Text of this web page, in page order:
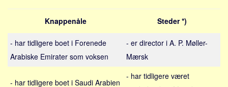
Tyrkiet
Frankrig
Sverige
Knappenåle Steder *)
- har tidligere boet i Forenede
Arabiske Emirater som voksen
- er director i A. P. Møller-
Mærsk
- har tidligere boet i Saudi Arabien
- har tidligere været